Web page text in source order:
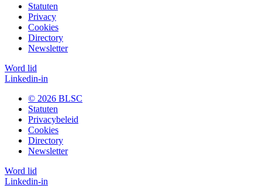
Statuten
Privacy
Cookies
Directory
Newsletter
Word lid
Linkedin-in
© 2026 BLSC
Statuten
Privacybeleid
Cookies
Directory
Newsletter
Word lid
Linkedin-in